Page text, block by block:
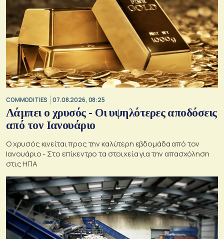
COMMODITIES 07.08.2026, 08:25
Λάμπει ο χρυσός - Οι υψηλότερες αποδόσεις
από τον Ιανουάριο
Ο χρυσός κινείται προς την καλύτερη εβδομάδα από τον
Ιανουάριο - Στο επίκεντρο τα στοιχεία για την απασχόληση
στις ΗΠΑ